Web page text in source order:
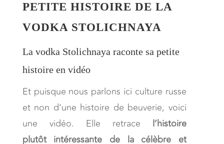
PETITE HISTOIRE DE LA
VODKA STOLICHNAYA
La vodka Stolichnaya raconte sa petite
histoire en vidéo
Et puisque nous parlons ici culture russe
et non d’une histoire de beuverie, voici
une vidéo. Elle retrace l’histoire
plutôt intéressante de la célèbre et